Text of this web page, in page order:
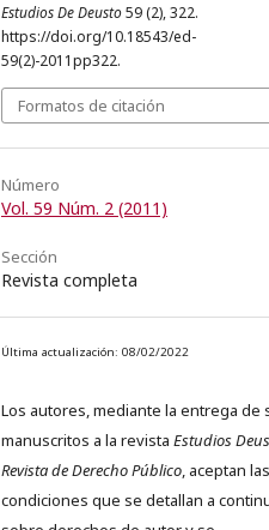
Estudios De Deusto59 (2), 322.
https://doi.org/10.18543/ed-
59(2)-2011pp322.
Formatos de citación
Número
Vol. 59 Núm. 2 (2011)
Sección
Revista completa
Última actualización: 08/02/2022
Los autores, mediante la entrega de
manuscritos a la revista Estudios
Revista de Derecho Público , aceptan las
condiciones que se detallan a